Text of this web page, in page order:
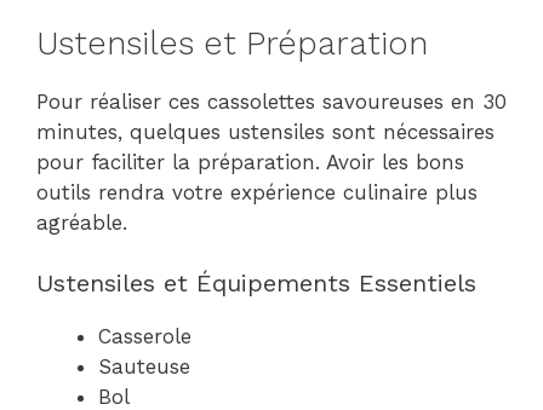
Ustensiles et Préparation
Pour réaliser ces cassolettes savoureuses en 30
minutes, quelques ustensiles sont nécessaires
pour faciliter la préparation. Avoir les bons
outils rendra votre expérience culinaire plus
agréable.
Ustensiles et Équipements Essentiels
Casserole
Sauteuse
Bol